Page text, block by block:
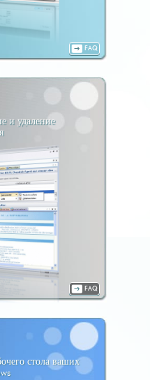
FAQ
и удаление
FAQ
стола ваших